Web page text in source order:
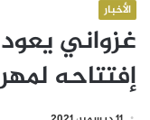
الأخبار
غزواني
إفتتاحه